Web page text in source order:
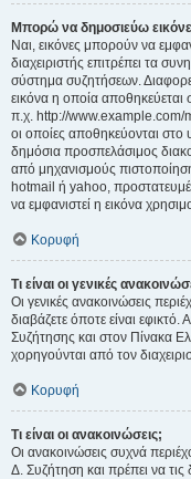
Μπορώ να δημοσιεύω
Ναι, εικόνες μπορούν να
διαχειριστής επιτρέπει τα
σύστημα συζητήσεων.
εικόνα η οποία αποθηκεύεται
π.χ. http://www.example.com/
οι οποίες αποθηκεύονται στο
δημόσια προσπελάσιμος
από μηχανισμούς
hotmail ή yahoo,
να εμφανιστεί η εικόνα
Κορυφή
Τι είναι οι γενικές
Οι γενικές ανακοινώσεις
διαβάζετε όποτε είναι
Συζήτησης και στον Πίνακα
χορηγούνται από τον
Κορυφή
Τι είναι οι ανακοινώσεις;
Οι ανακοινώσεις συχνά
Δ. Συζήτηση και πρέπει να τις